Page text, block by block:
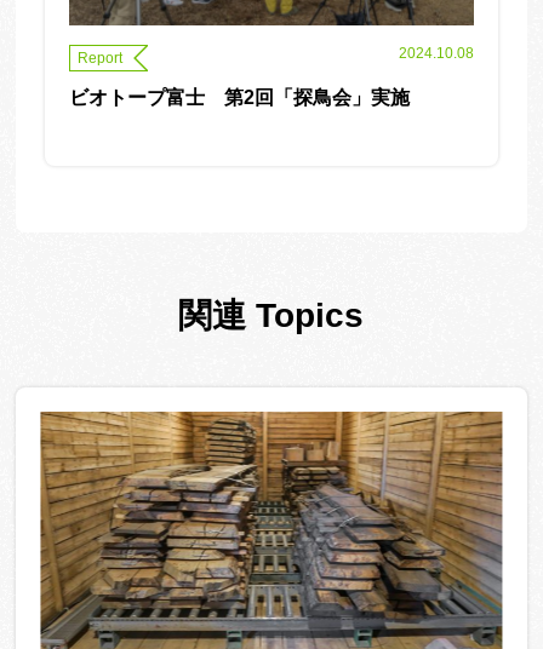
Report 2024.10.08
ビオトープ富士 第2回「探鳥会」実施
関連 Topics